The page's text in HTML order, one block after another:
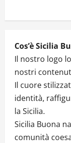
n
Cos’è Sicilia
Il nostro logo
nostri
Il cuore
identità,
la Sicilia.
Sicilia Buona
comunità